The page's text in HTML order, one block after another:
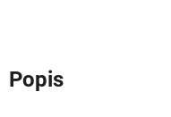
Popis